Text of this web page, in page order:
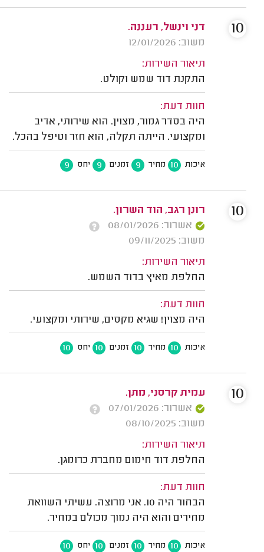
דני וינשל, רעננה.
משוב: 12/01/2026
תיאור השירות:
התקנת דוד שמש וקולט.
חוות דעת:
היה בסדר גמור, מצוין. הוא שירותי, אדיב
ומקצועי. הייתה תקלה, הוא חזר וטיפל בהכל.
איכות 10 מחיר 9 זמנים 9 יחס 9
10
רונן רגב, הוד השרון.
אשרור: 08/01/2026
משוב: 09/11/2025
תיאור השירות:
החלפת מאיץ בדוד השמש.
חוות דעת:
היה מצוין! שגיא מקסים, שירותי ומקצועי.
איכות 10 מחיר 10 זמנים 10 יחס 10
10
עמית קרסני, מתן.
אשרור: 07/01/2026
משוב: 08/10/2025
תיאור השירות:
החלפת דוד חימום מחברת כרומגן.
חוות דעת:
הבחור היה 10. אני מרוצה. עשיתי השוואת
מחירים והוא היה נמוך מכולם במחיר.
איכות 10 מחיר 10 זמנים 10 יחס 10
10